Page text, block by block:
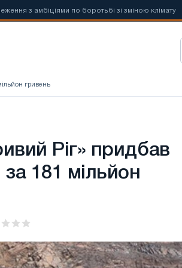
амбіціями по боротьбі зі зміною клімату
гривень
Ріг» придбав
181 мільйон